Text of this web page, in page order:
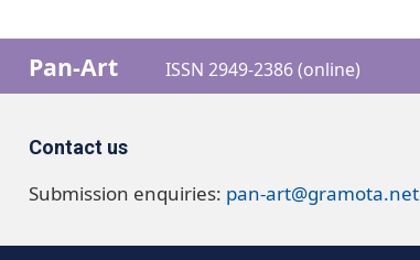
Pan-Art ISSN 2949-2386 (online)
Contact us
Submission enquiries: pan-art@gramota.net